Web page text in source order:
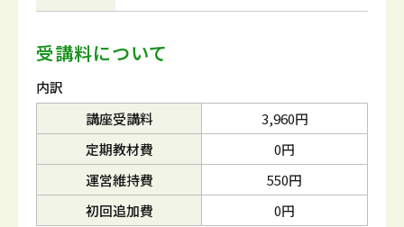
受講料について
内訳
講座受講料
3,960円
定期教材費
0円
運営維持費
550円
初回追加費
0円